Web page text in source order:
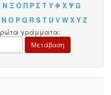
Ν Ξ Ο Π Ρ Σ Τ Υ Φ Χ Ψ Ω
N O P Q R S T U V W X Y Z
γράμματα: